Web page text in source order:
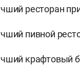
ресторан
пивной
крафтовый